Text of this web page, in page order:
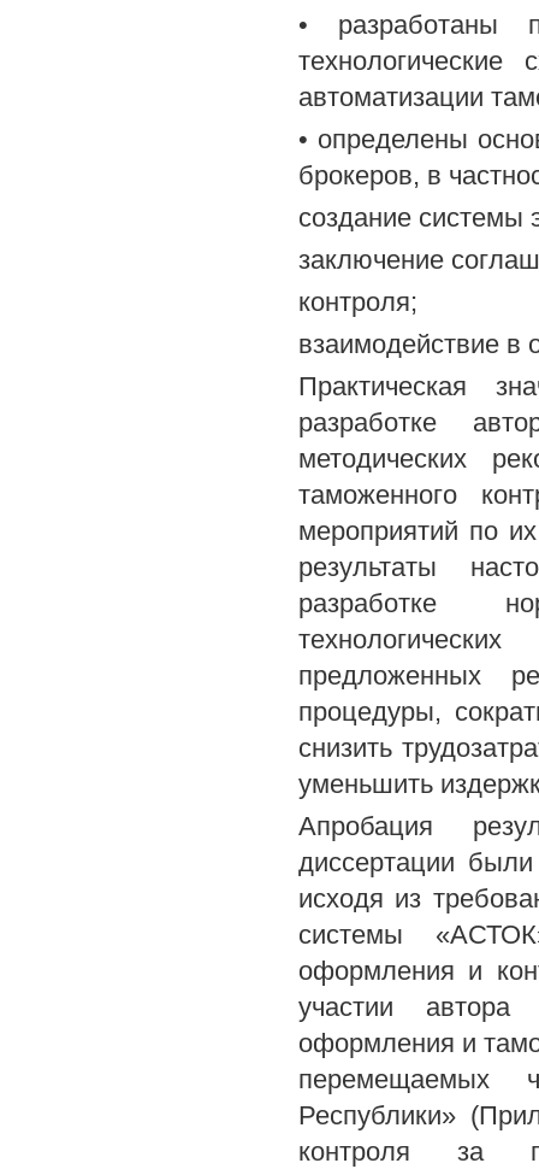
• разработаны
автоматизации
• определены
брокеров, в
создание системы
заключение
контроля;
взаимодействие в
Практическая
разработке
методических
таможенного
мероприятий по
результаты
разработке
предложенных
процедуры,
снизить
уменьшить
Апробация
диссертации
исходя из
системы
оформления и
участии автора
оформления и
перемещаемых
Республики»
контроля за